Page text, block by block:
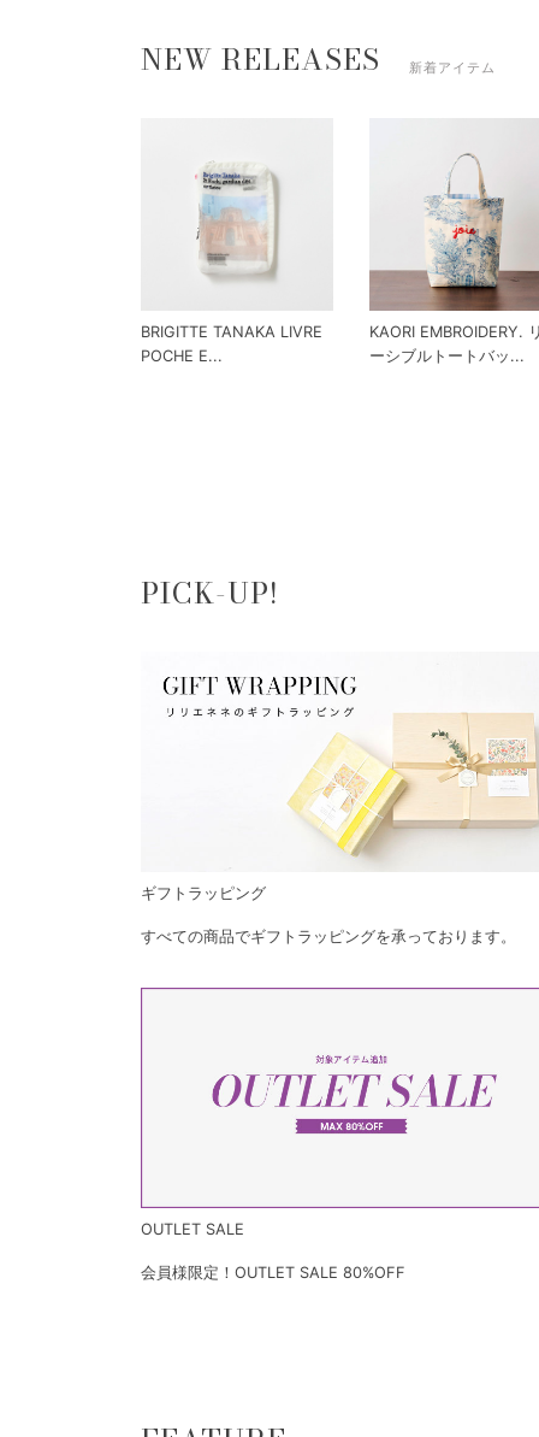
NEW RELEASES 新着アイテム
BRIGITTE TANAKA LIVRE
POCHE E...
KAORI EMBROIDERY.
ーシブルトートバッ...
PICK-UP!
ギフトラッピング
すべての商品でギフトラッピングを承っております。
OUTLET SALE
会員様限定！OUTLET SALE 80%OFF